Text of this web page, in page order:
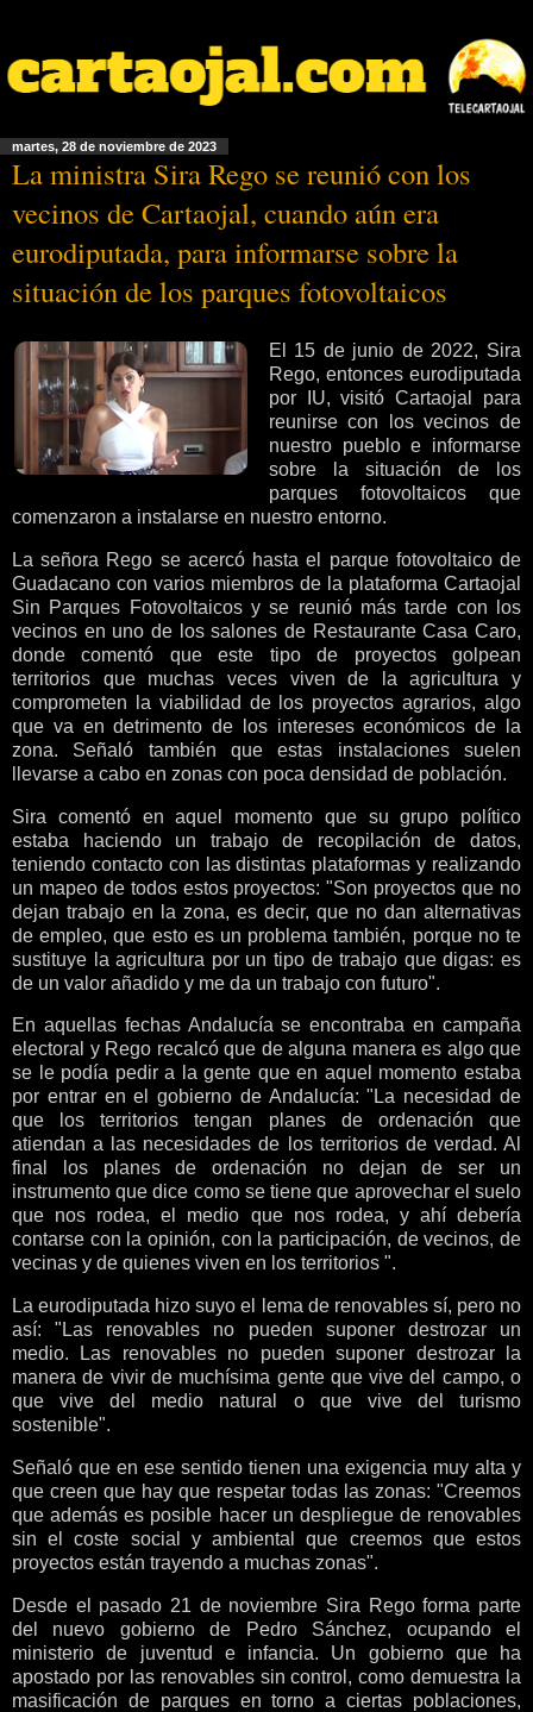
martes, 28 de noviembre de 2023
La ministra Sira Rego se reunió con los
vecinos de Cartaojal, cuando aún era
eurodiputada, para informarse sobre la
situación de los parques fotovoltaicos
El 15 de junio de 2022, Sira
Rego, entonces eurodiputada
por IU, visitó Cartaojal para
reunirse con los vecinos de
nuestro pueblo e informarse
sobre la situación de los
parques fotovoltaicos que
comenzaron a instalarse en nuestro entorno.
La señora Rego se acercó hasta el parque fotovoltaico de
Guadacano con varios miembros de la plataforma Cartaojal
Sin Parques Fotovoltaicos y se reunió más tarde con los
vecinos en uno de los salones de Restaurante Casa Caro,
donde comentó que este tipo de proyectos golpean
territorios que muchas veces viven de la agricultura y
comprometen la viabilidad de los proyectos agrarios, algo
que va en detrimento de los intereses económicos de la
zona. Señaló también que estas instalaciones suelen
llevarse a cabo en zonas con poca densidad de población.
Sira comentó en aquel momento que su grupo político
estaba haciendo un trabajo de recopilación de datos,
teniendo contacto con las distintas plataformas y realizando
un mapeo de todos estos proyectos: "Son proyectos que no
dejan trabajo en la zona, es decir, que no dan alternativas
de empleo, que esto es un problema también, porque no te
sustituye la agricultura por un tipo de trabajo que digas: es
de un valor añadido y me da un trabajo con futuro".
En aquellas fechas Andalucía se encontraba en campaña
electoral y Rego recalcó que de alguna manera es algo que
se le podía pedir a la gente que en aquel momento estaba
por entrar en el gobierno de Andalucía: "La necesidad de
que los territorios tengan planes de ordenación que
atiendan a las necesidades de los territorios de verdad. Al
final los planes de ordenación no dejan de ser un
instrumento que dice como se tiene que aprovechar el suelo
que nos rodea, el medio que nos rodea, y ahí debería
contarse con la opinión, con la participación, de vecinos, de
vecinas y de quienes viven en los territorios ".
La eurodiputada hizo suyo el lema de renovables sí, pero no
así: "Las renovables no pueden suponer destrozar un
medio. Las renovables no pueden suponer destrozar la
manera de vivir de muchísima gente que vive del campo, o
que vive del medio natural o que vive del turismo
sostenible".
Señaló que en ese sentido tienen una exigencia muy alta y
que creen que hay que respetar todas las zonas: "Creemos
que además es posible hacer un despliegue de renovables
sin el coste social y ambiental que creemos que estos
proyectos están trayendo a muchas zonas".
Desde el pasado 21 de noviembre Sira Rego forma parte
del nuevo gobierno de Pedro Sánchez, ocupando el
ministerio de juventud e infancia. Un gobierno que ha
apostado por las renovables sin control, como demuestra la
masificación de parques en torno a ciertas poblaciones,